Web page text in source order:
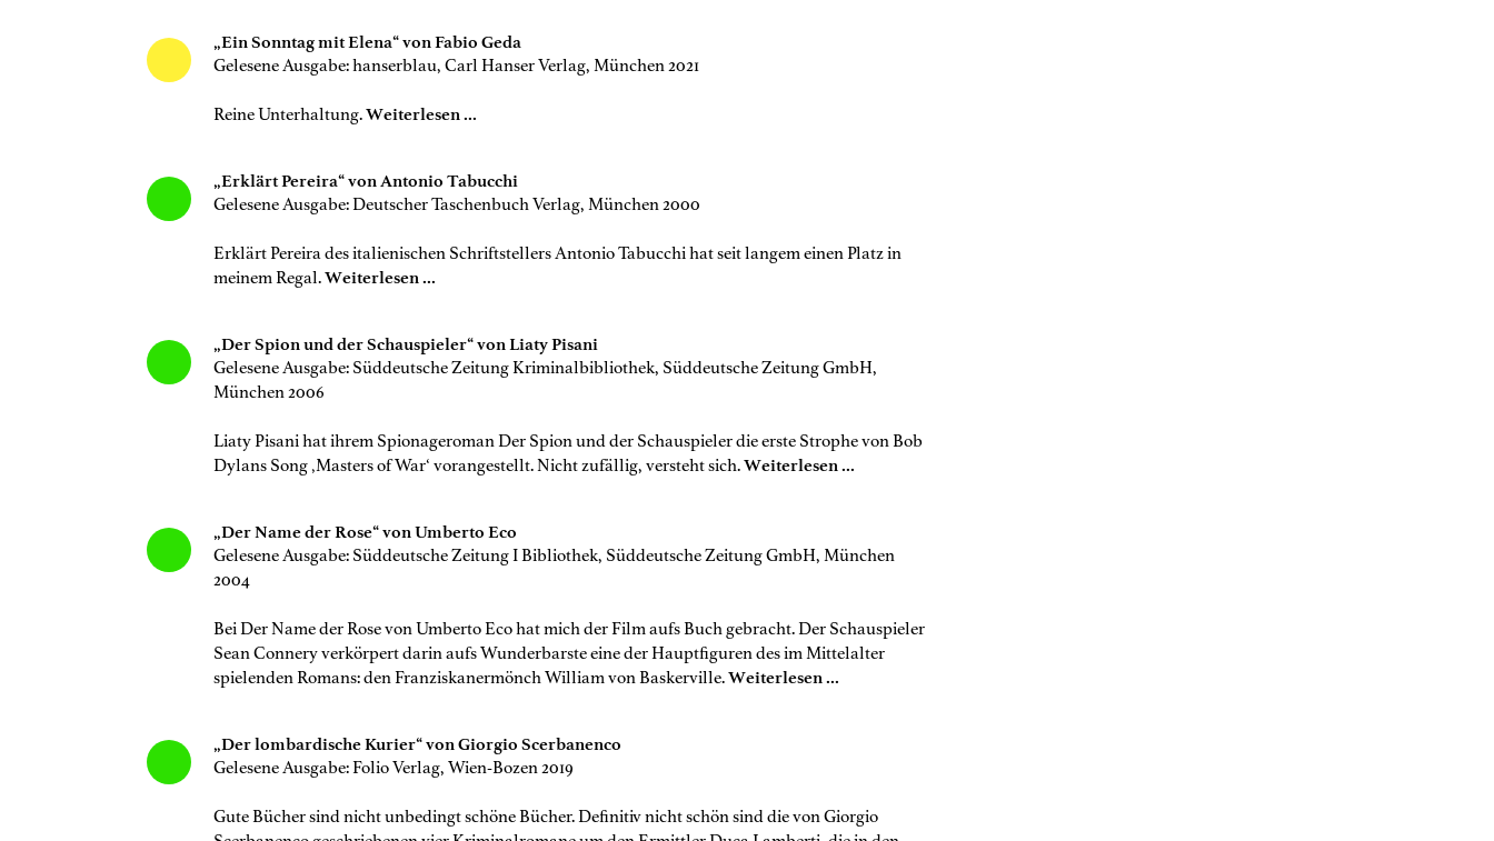
„Ein Sonntag mit Elena“ von Fabio Geda
Gelesene Ausgabe: hanserblau, Carl Hanser Verlag, München 2021
Reine Unterhaltung.Weiterlesen ...
„Erklärt Pereira“ von Antonio Tabucchi
Gelesene Ausgabe: Deutscher Taschenbuch Verlag, München 2000
Erklärt Pereira des italienischen Schriftstellers Antonio Tabucchi hat seit langem einen Platz in
meinem Regal.Weiterlesen ...
„Der Spion und der Schauspieler“ von Liaty Pisani
Gelesene Ausgabe: Süddeutsche Zeitung Kriminalbibliothek, Süddeutsche Zeitung GmbH,
München 2006
Liaty Pisani hat ihrem Spionageroman Der Spion und der Schauspieler die erste Strophe von Bob
Dylans Song ‚Masters of War‘ vorangestellt. Nicht zufällig, versteht sich.Weiterlesen ...
„Der Name der Rose“ von Umberto Eco
Gelesene Ausgabe: Süddeutsche Zeitung I Bibliothek, Süddeutsche Zeitung GmbH, München
2004
Bei Der Name der Rose von Umberto Eco hat mich der Film aufs Buch gebracht. Der Schauspieler
Sean Connery verkörpert darin aufs Wunderbarste eine der Hauptfiguren des im Mittelalter
spielenden Romans: den Franziskanermönch William von Baskerville.Weiterlesen ...
„Der lombardische Kurier“ von Giorgio Scerbanenco
Gelesene Ausgabe: Folio Verlag, Wien-Bozen 2019
Gute Bücher sind nicht unbedingt schöne Bücher. Definitiv nicht schön sind die von Giorgio